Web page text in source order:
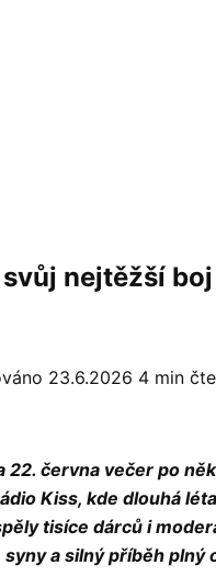
nejtěžší
23.6.2026 4 min
června večer po
Kiss, kde dlouhá
tisíce dárců i
a silný příběh plný